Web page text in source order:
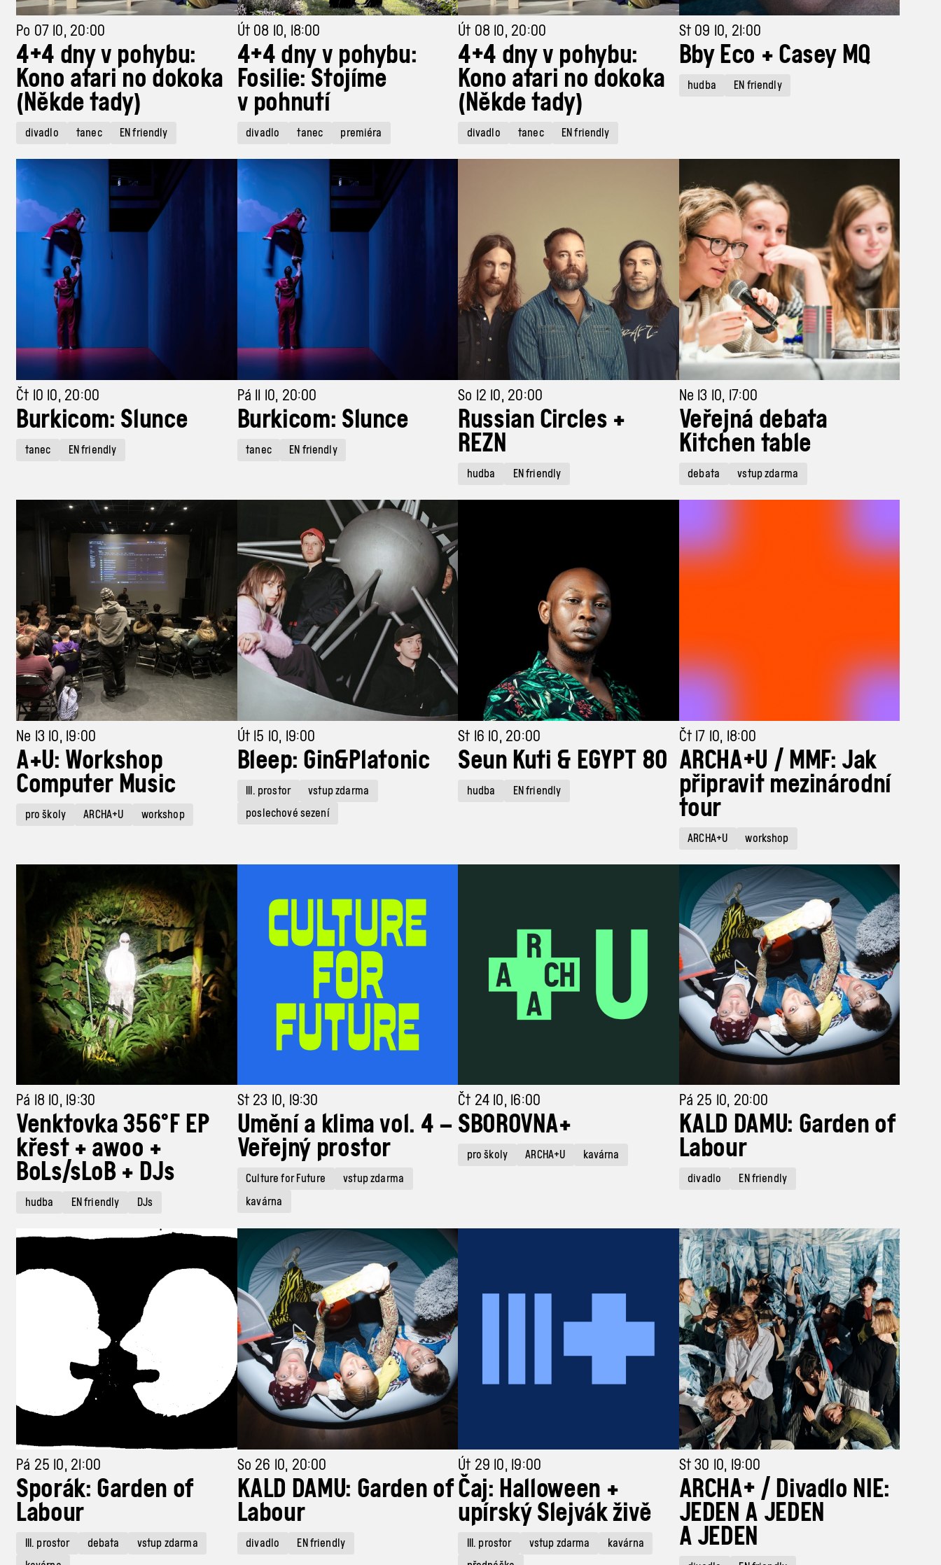
Po 07 10, 20:00
4+4 dny v pohybu:
Kono atari no dokoka
(Někde tady)
divadlo tanec EN friendly
Út 08 10, 18:00
4+4 dny v pohybu:
Fosilie: Stojíme
v pohnutí
divadlo tanec premiéra
Út 08 10, 20:00
4+4 dny v pohybu:
Kono atari no dokoka
(Někde tady)
divadlo tanec EN friendly
St 09 10, 21:00
Bby Eco + Casey MQ
hudba EN friendly
Čt 10 10, 20:00
Burkicom: Slunce
tanec EN friendly
Pá 11 10, 20:00
Burkicom: Slunce
tanec EN friendly
So 12 10, 20:00
Russian Circles +
REZN
hudba EN friendly
Ne 13 10, 17:00
Veřejná debata
Kitchen table
debata vstup zdarma
Ne 13 10, 19:00
A+U: Workshop
Computer Music
pro školy ARCHA+U workshop
Út 15 10, 19:00
Bleep: Gin&Platonic
III. prostor
vstup zdarma
poslechové sezení
St 16 10, 20:00
Seun Kuti & EGYPT 80
hudba EN friendly
Čt 17 10, 18:00
ARCHA+U / MMF: Jak
připravit mezinárodní
tour
ARCHA+U workshop
Pá 18 10, 19:30
Venktovka 356°F EP
křest + awoo +
BoLs/sLoB + DJs
hudba EN friendly DJs
St 23 10, 19:30
Umění a klima vol. 4 –
Veřejný prostor
Culture for Future
vstup zdarma
kavárna
Čt 24 10, 16:00
SBOROVNA+
pro školy ARCHA+U kavárna
Pá 25 10, 20:00
KALD DAMU: Garden of
Labour
divadlo EN friendly
Pá 25 10, 21:00
Sporák: Garden of
Labour
III. prostor debata
vstup zdarma
So 26 10, 20:00
KALD DAMU: Garden of
Labour
divadlo EN friendly
Út 29 10, 19:00
Čaj: Halloween +
upírský Slejvák živě
III. prostor vstup zdarma
kavárna
St 30 10, 19:00
ARCHA+ / Divadlo NIE:
JEDEN A JEDEN
A JEDEN